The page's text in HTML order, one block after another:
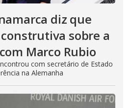
diz que
sobre a
Marco Rubio
com secretário de Estado
na Alemanha